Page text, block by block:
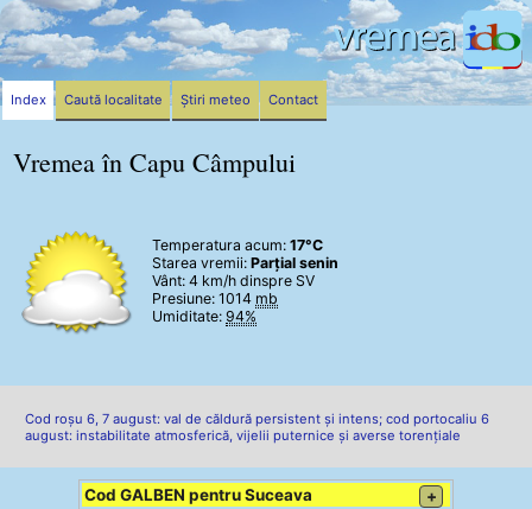
Vremea în Capu Câmpului
Temperatura acum: 17°C
Starea vremii: Parțial senin
Vânt: 4 km/h dinspre SV
Presiune: 1014 mb
Umiditate: 94%
Cod roșu 6, 7 august: val de căldură persistent și intens; cod portocaliu 6
august: instabilitate atmosferică, vijelii puternice și averse torențiale
Cod GALBEN pentru Suceava +
Index Caută localitate Știri meteo Contact